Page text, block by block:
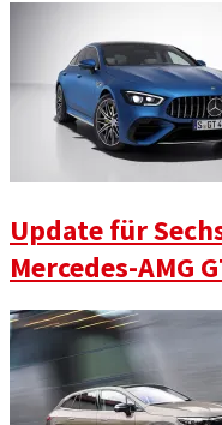
Update für
Mercedes-AMG